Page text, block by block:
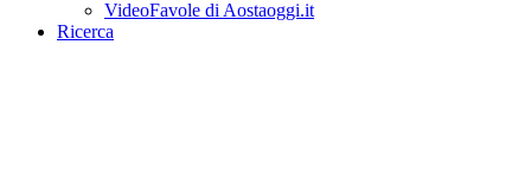
VideoFavole di Aostaoggi.it
Ricerca